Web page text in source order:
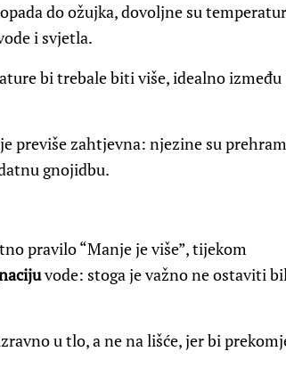
do ožujka, dovoljne su
i svjetla.
bi trebale biti više, idealno između
previše zahtjevna: njezine su
gnojidbu.
pravilo “Manje je više”, tijekom
vode: stoga je važno ne ostaviti
u tlo, a ne na lišće, jer bi